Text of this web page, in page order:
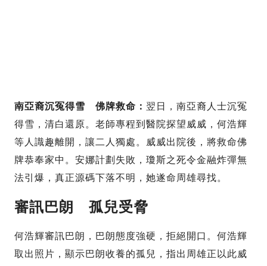
南亞裔沉冤得雪 佛牌救命： 翌日，南亞裔人士沉冤
得雪，清白還原。老師專程到醫院探望威威，何浩輝
等人識趣離開，讓二人獨處。威威出院後，將救命佛
牌恭奉家中。安娜計劃失敗，瓊斯之死令金融炸彈無
法引爆，真正源碼下落不明，她遂命周雄尋找。
審訊巴朗 孤兒受脅
何浩輝審訊巴朗，巴朗態度強硬，拒絕開口。何浩輝
取出照片，顯示巴朗收養的孤兒，指出周雄正以此威